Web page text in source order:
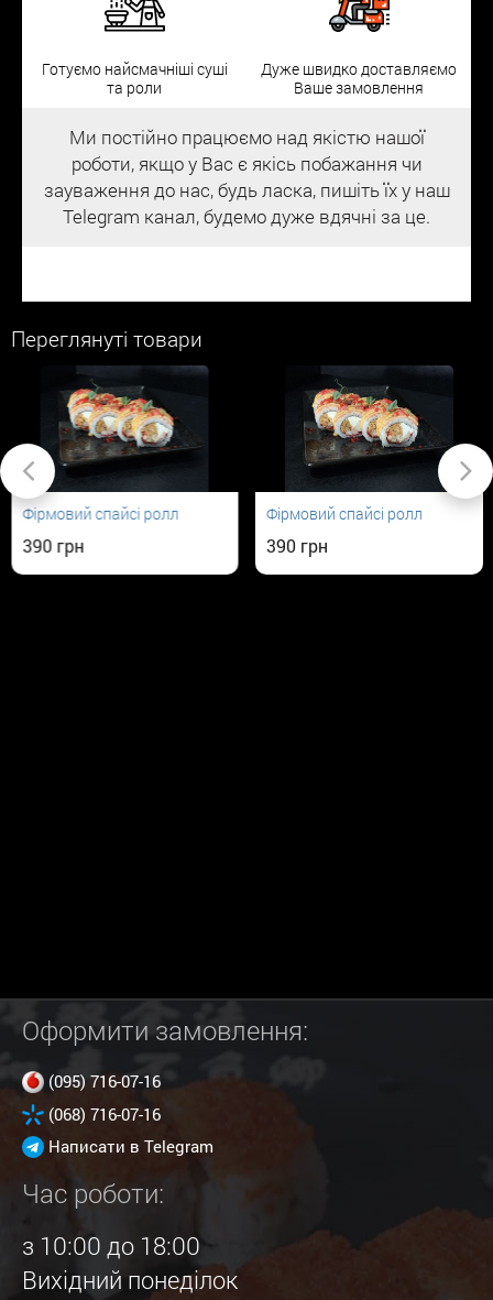
Готуємо найсмачніші суші
та роли
Дуже швидко доставляємо
Ваше замовлення
Ми постійно працюємо над якістю нашої
роботи, якщо у Вас є якісь побажання чи
зауваження до нас, будь ласка, пишіть їх у наш
Telegram канал, будемо дуже вдячні за це.
Переглянуті товари
Фірмовий спайсі ролл
390
Фірмовий спайсі ролл
390
Оформити замовлення:
(095) 716-07-16
(068) 716-07-16
Написати в Telegram
Час роботи:
з 10:00 до 18:00
Вихідний понеділок